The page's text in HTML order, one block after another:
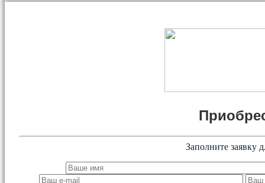
Заполните заявку